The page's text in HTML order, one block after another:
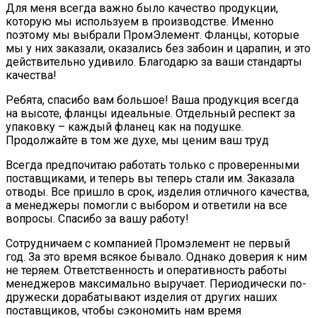
Для меня всегда важно было качество продукции,
которую мы используем в производстве. Именно
поэтому мы выбрали ПромЭлемент. Фланцы, которые
мы у них заказали, оказались без забоин и царапин, и это
действительно удивило. Благодарю за ваши стандарты
качества!
Ребята, спасибо вам большое! Ваша продукция всегда
на высоте, фланцы идеальные. Отдельный респект за
упаковку – каждый фланец как на подушке.
Продолжайте в том же духе, мы ценим ваш труд
Всегда предпочитаю работать только с проверенными
поставщиками, и теперь вы теперь стали им. Заказала
отводы. Все пришло в срок, изделия отличного качества,
а менеджеры помогли с выбором и ответили на все
вопросы. Спасибо за вашу работу!
Сотрудничаем с компанией Промэлемент не первый
год. За это время всякое бывало. Однако доверия к ним
не теряем. Ответственность и оперативность работы
менеджеров максимально выручает. Периодически по-
дружески дорабатывают изделия от других наших
поставщиков, чтобы сэкономить нам время